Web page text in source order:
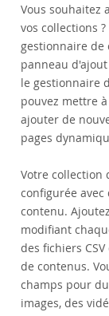
Vous souhaitez
vos collections
gestionnaire de
panneau
le gestionnaire
pouvez mettre
ajouter de
pages
Votre collection
configurée
contenu.
modifiant
des fichiers
de contenus.
champs pour
images, des